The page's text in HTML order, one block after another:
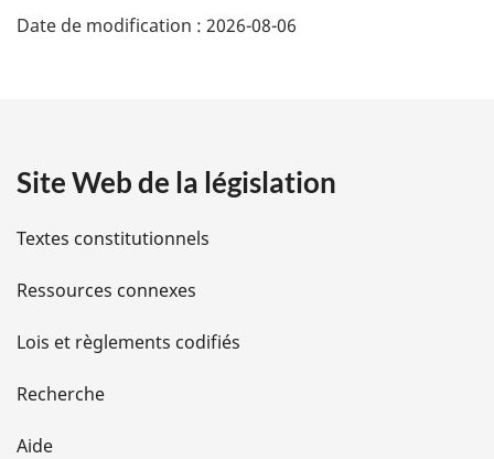
é
i
l
s
d
e
l
Date de modification : 2026-08-06
Site Web de la législation
Textes constitutionnels
Ressources connexes
Lois et règlements codifiés
Recherche
Aide